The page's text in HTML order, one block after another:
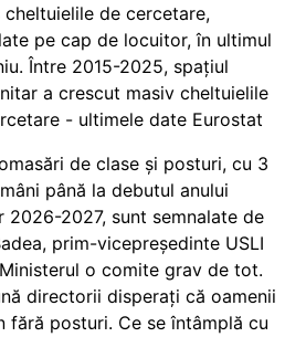
cheltuielile de cercetare,
pe cap de locuitor, în ultimul
Între 2015-2025, spațiul
a crescut masiv cheltuielile
- ultimele date Eurostat
de clase și posturi, cu 3
până la debutul anului
2026-2027, sunt semnalate de
prim-vicepreședinte USLI
o comite grav de tot.
directorii disperați că oamenii
fără posturi. Ce se întâmplă cu